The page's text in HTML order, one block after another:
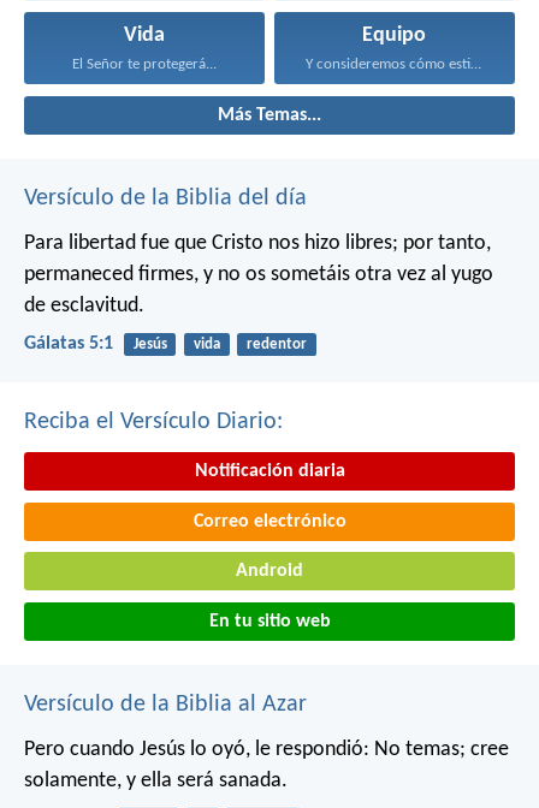
Vida
El Señor te protegerá...
Equipo
Y consideremos cómo estimularnos...
Más Temas...
Versículo de la Biblia del día
Para libertad fue que Cristo nos hizo libres; por tanto,
permaneced firmes, y no os sometáis otra vez al yugo
de esclavitud.
Gálatas 5:1 Jesús vida redentor
Reciba el Versículo Diario:
Notificación diaria
Correo electrónico
Android
En tu sitio web
Versículo de la Biblia al Azar
Pero cuando Jesús lo oyó, le respondió: No temas; cree
solamente, y ella será sanada.